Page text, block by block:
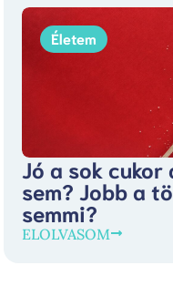
Életem
Jó a sok
sem? Jobb a
semmi?
ELOLVASOM